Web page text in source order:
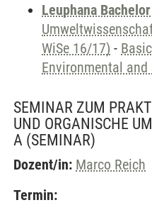
Leuphana Bachelor
WiSe 16/17) -
Environmental
SEMINAR ZUM
UND ORGANISCHE
A (SEMINAR)
Dozent/in: Marco Reich
Termin: